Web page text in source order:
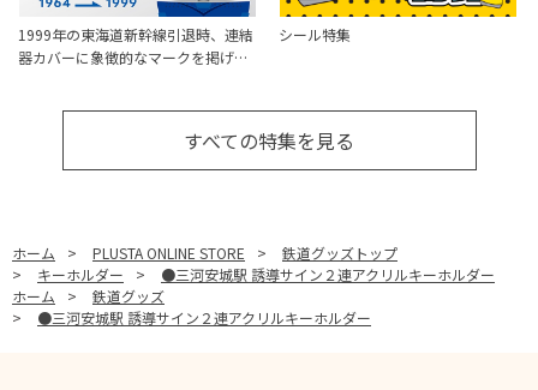
1999年の東海道新幹線引退時、連結
器カバーに象徴的なマークを掲げ…
シール特集
すべての特集を見る
ホーム > PLUSTA ONLINE STORE >
鉄道グッズトップ
>
キーホルダー >
●三河安城駅 誘導サイン２連アクリルキーホルダー
ホーム
>
鉄道グッズ
>
●三河安城駅 誘導サイン２連アクリルキーホルダー